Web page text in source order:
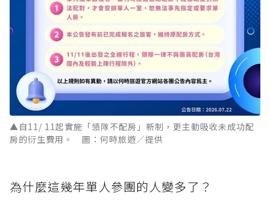
▲自11/ 11起實施「領隊不配房」新制，更主動吸收未成功配
房的衍生費用。 圖：何時旅遊／提供
為什麼這幾年單人參團的人變多了？